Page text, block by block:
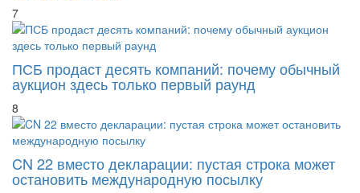
7
ПСБ продаст десять компаний: почему обычный
аукцион здесь только первый раунд
8
CN 22 вместо декларации: пустая строка может
остановить международную посылку